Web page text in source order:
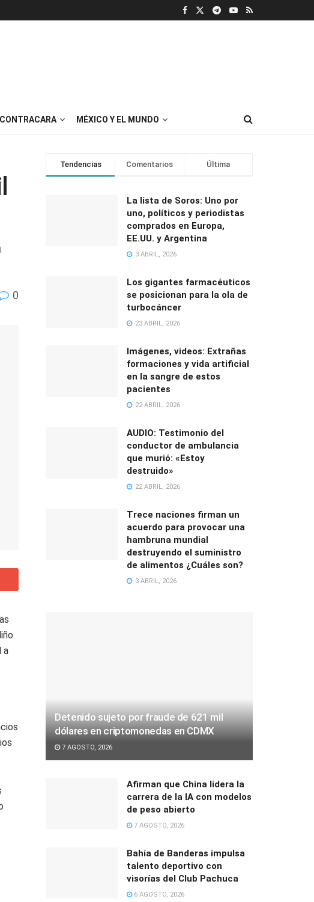
CONTRACARA MÉXICO Y EL MUNDO
0
a
Tendencias Comentarios Última
La lista de Soros: Uno por
uno, políticos y periodistas
comprados en Europa,
EE.UU. y Argentina
3 ABRIL, 2026
Los gigantes farmacéuticos
se posicionan para la ola de
turbocáncer
23 ABRIL, 2026
Imágenes, videos: Extrañas
formaciones y vida artificial
en la sangre de estos
pacientes
22 ABRIL, 2026
AUDIO: Testimonio del
conductor de ambulancia
que murió: «Estoy
destruido»
22 ABRIL, 2026
Trece naciones firman un
acuerdo para provocar una
hambruna mundial
destruyendo el suministro
de alimentos ¿Cuáles son?
3 ABRIL, 2026
Detenido sujeto por fraude de 621 mil
dólares en criptomonedas en CDMX
7 AGOSTO, 2026
Afirman que China lidera la
carrera de la IA con modelos
de peso abierto
7 AGOSTO, 2026
Bahía de Banderas impulsa
talento deportivo con
visorías del Club Pachuca
6 AGOSTO, 2026